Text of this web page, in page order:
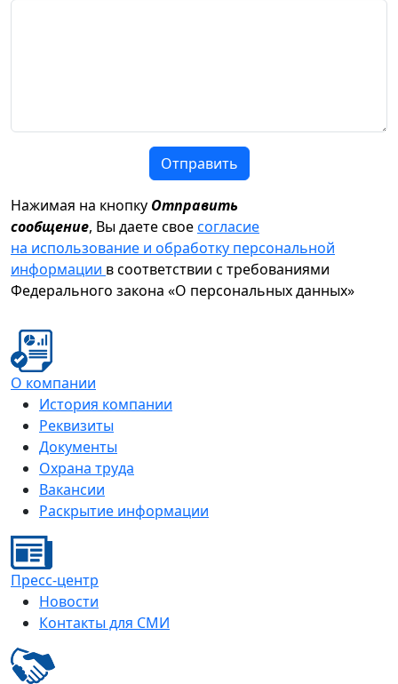
Отправить
Нажимая на кнопку Отправить
сообщение, Вы даете своесогласие
на использование и обработку персональной
информации в соответствии с требованиями
Федерального закона «О персональных данных»
О компании
История компании
Реквизиты
Документы
Охрана труда
Вакансии
Раскрытие информации
Пресс-центр
Новости
Контакты для СМИ